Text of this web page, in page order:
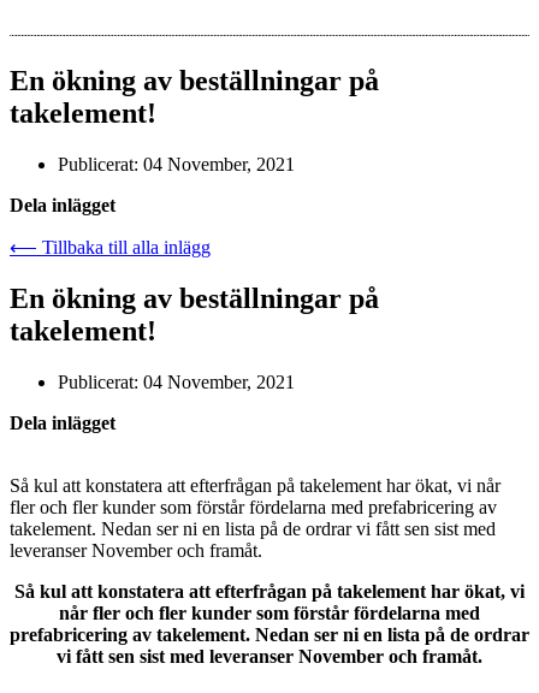
En ökning av beställningar på
takelement!
Publicerat: 04 November, 2021
Dela inlägget
⟵ Tillbaka till alla inlägg
En ökning av beställningar på
takelement!
Publicerat: 04 November, 2021
Dela inlägget
Så kul att konstatera att efterfrågan på takelement har ökat, vi når
fler och fler kunder som förstår fördelarna med prefabricering av
takelement. Nedan ser ni en lista på de ordrar vi fått sen sist med
leveranser November och framåt.
Så kul att konstatera att efterfrågan på takelement har ökat, vi
når fler och fler kunder som förstår fördelarna med
prefabricering av takelement. Nedan ser ni en lista på de ordrar
vi fått sen sist med leveranser November och framåt.